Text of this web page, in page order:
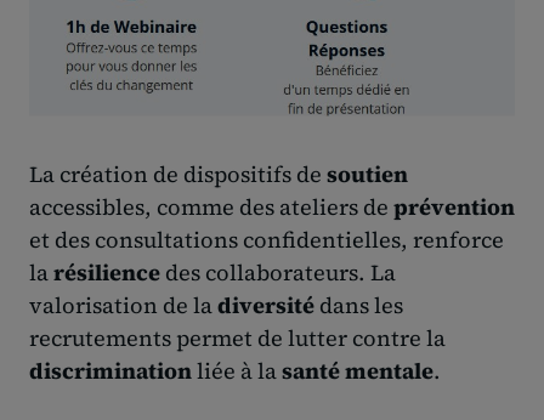
La création de dispositifs de soutien
accessibles, comme des ateliers de prévention
et des consultations confidentielles, renforce
larésilience des collaborateurs. La
valorisation de ladiversité dans les
recrutements permet de lutter contre la
discriminationliée à lasanté mentale.